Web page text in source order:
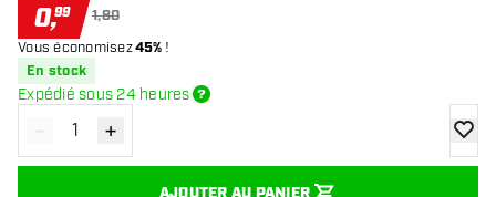
0,99 1,80
Vous économisez45% !
En stock
Expédié sous 24 heures
Diminuer la quantité
- Augmenter la quantité
+